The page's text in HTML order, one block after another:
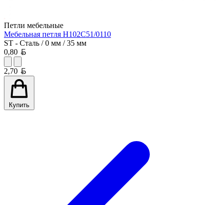
Петли мебельные
Мебельная петля H102C51/0110
ST - Сталь / 0 мм / 35 мм
0,80
2,70
Купить